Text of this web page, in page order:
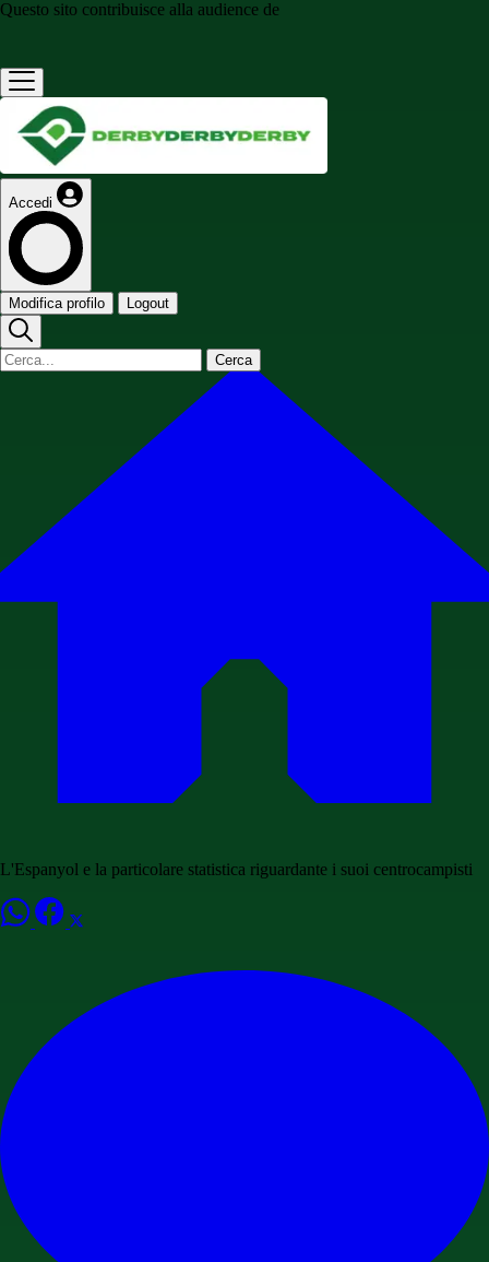
Questo sito contribuisce alla audience de
Accedi
Modifica profilo Logout
Cerca
L'Espanyol e la particolare statistica riguardante i suoi centrocampisti